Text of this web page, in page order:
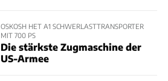
OSKOSH HET A1 SCHWERLASTTRANSPORTER
MIT 700 PS
Die stärkste Zugmaschine der
US-Armee